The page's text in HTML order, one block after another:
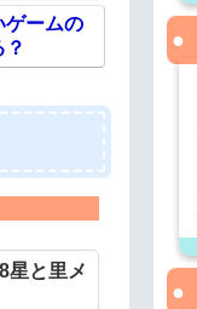
ゲームの
星と里メ